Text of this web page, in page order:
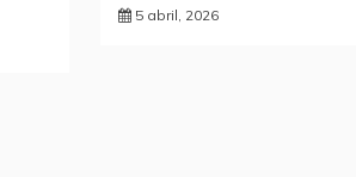
5 abril, 2026